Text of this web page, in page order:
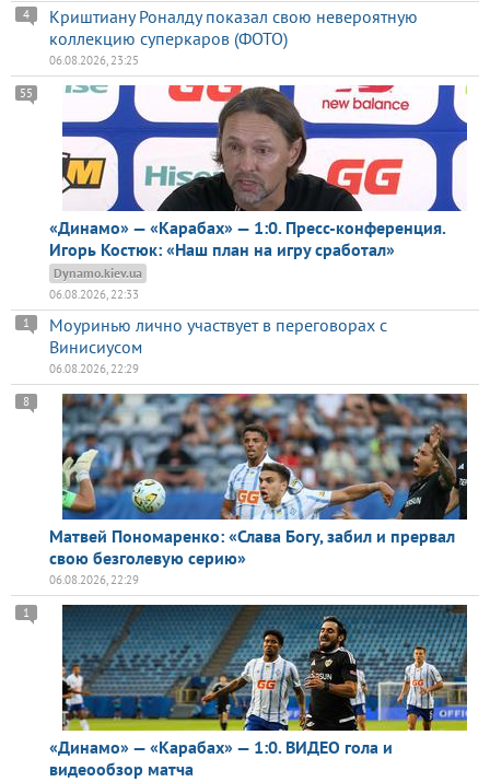
Криштиану Роналду показал свою невероятную
коллекцию суперкаров (ФОТО)
4
06.08.2026, 23:25
«Динамо» — «Карабах» — 1:0. Пресс-конференция.
Игорь Костюк: «Наш план на игру сработал»
55
Dynamo.kiev.ua
06.08.2026, 22:33
Моуринью лично участвует в переговорах с
Винисиусом
1
06.08.2026, 22:29
Матвей Пономаренко: «Слава Богу, забил и прервал
свою безголевую серию»
8
06.08.2026, 22:29
«Динамо» — «Карабах» — 1:0. ВИДЕО гола и
видеообзор матча
1